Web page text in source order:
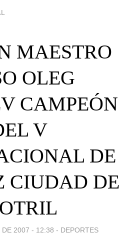
MAESTRO
OLEG
CAMPEÓN
V
DE
CIUDAD DE
DE 2007 - 12:38 - DEPORTES